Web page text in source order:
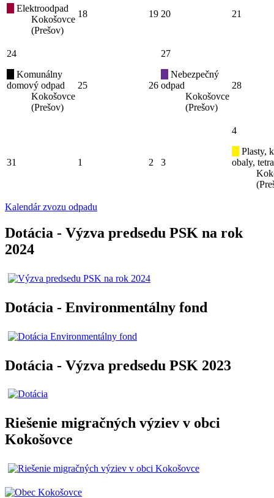
Elektroodpad
Kokošovce
(Prešov)
18 19 20 21
24
Komunálny
domový odpad
Kokošovce
(Prešov)
25 26
27
Nebezpečný
odpad
Kokošovce
(Prešov)
28
31 1 2 3
4
Plasty,
obaly,
Kalendár zvozu odpadu
Dotácia - Výzva predsedu PSK na rok
2024
Dotácia - Environmentálny fond
Dotácia - Výzva predsedu PSK 2023
Riešenie migračných výziev v obci
Kokošovce